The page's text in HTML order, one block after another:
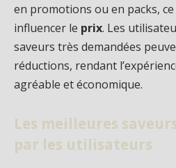
en promotions ou en packs,
influencer le prix. Les
saveurs très demandées
réductions, rendant
agréable et économique.
Les meilleures
par les utilisateurs